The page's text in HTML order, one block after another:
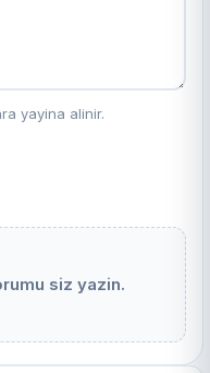
yayina alinir.
siz yazin.